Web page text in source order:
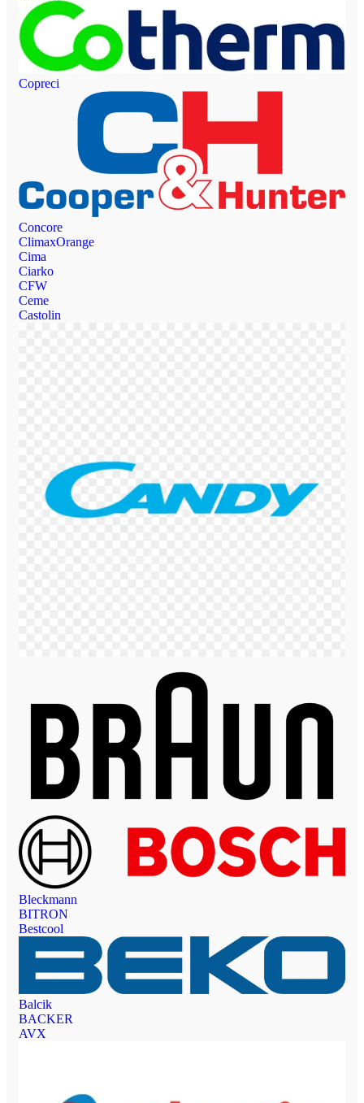
Copreci
Concore
ClimaxOrange
Cima
Ciarko
CFW
Ceme
Castolin
Bleckmann
BITRON
Bestcool
Balcik
BACKER
AVX